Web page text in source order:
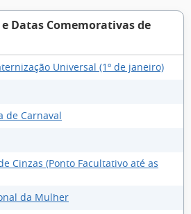
Datas Comemorativas de
Universal (1º de janeiro)
de Carnaval
Cinzas (Ponto Facultativo até as
da Mulher